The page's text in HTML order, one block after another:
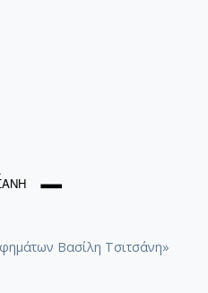
Βασίλη Τσιτσάνη»